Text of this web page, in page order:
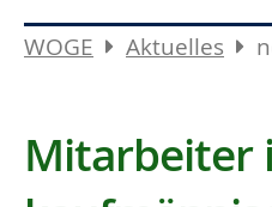
WOGE Aktuelles
Mitarbeiter